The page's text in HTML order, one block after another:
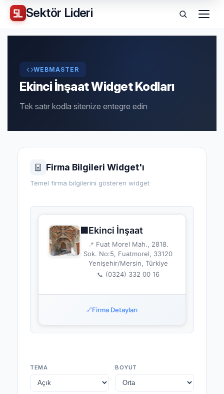
Sektör Lideri Menü
WEBMASTER
Ekinci İnşaat Widget Kodları
Tek satır kodla sitenize entegre edin
Firma Bilgileri Widget'ı
Temel firma bilgilerini gösteren widget
🏢Ekinci İnşaat
📍 Fuat Morel Mah., 2818.
Sok. No:5, Fuatmorel, 33120
Yenişehir/Mersin, Türkiye
📞 (0324) 332 00 16
🔗Firma Detayları
TEMA BOYUT